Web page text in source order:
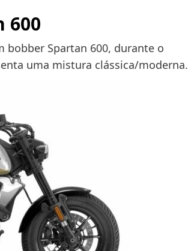
600
Spartan 600, durante o
uma mistura clássica/moderna.